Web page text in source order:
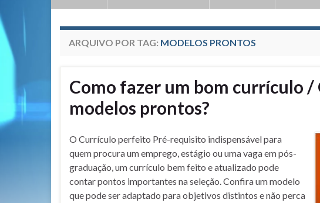
ARQUIVO POR TAG: MODELOS PRONTOS
Como fazer um bom currículo /
modelos prontos?
O Currículo perfeito Pré-requisito indispensável para
quem procura um emprego, estágio ou uma vaga em pós-
graduação, um currículo bem feito e atualizado pode
contar pontos importantes na seleção. Confira um modelo
que pode ser adaptado para objetivos distintos e não perca